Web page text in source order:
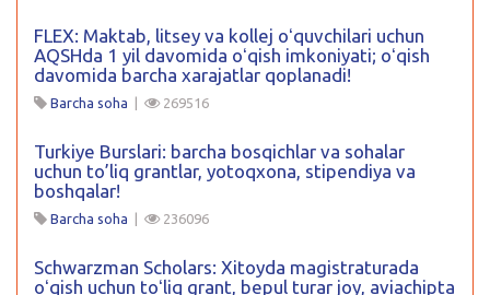
FLEX: Maktab, litsey va kollej oʻquvchilari uchun
AQSHda 1 yil davomida oʻqish imkoniyati; oʻqish
davomida barcha xarajatlar qoplanadi!
Barcha soha | 269516
Turkiye Burslari: barcha bosqichlar va sohalar
uchun to’liq grantlar, yotoqxona, stipendiya va
boshqalar!
Barcha soha | 236096
Schwarzman Scholars: Xitoyda magistraturada
oʻqish uchun toʻliq grant, bepul turar joy, aviachipta